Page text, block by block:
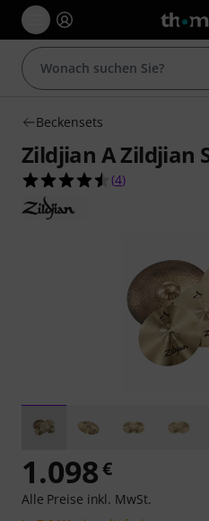
Beckensets
Zildjian A Zildjian
4.5 von 5
(4)
1.098€
Alle Preise inkl. MwSt.